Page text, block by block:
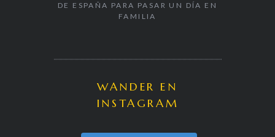
DE ESPAÑA PARA PASAR UN DÍA EN
FAMILIA
WANDER EN
INSTAGRAM